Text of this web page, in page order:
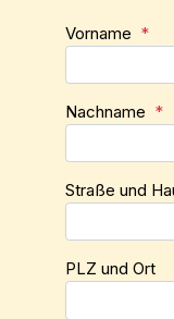
Vorname *
Nachname *
Straße und
PLZ und Ort